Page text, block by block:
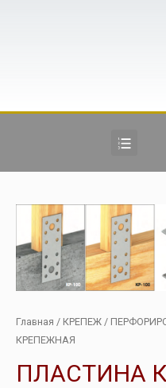
Главная / КРЕПЕЖ /
КРЕПЕЖНАЯ
ПЛАСТИНА